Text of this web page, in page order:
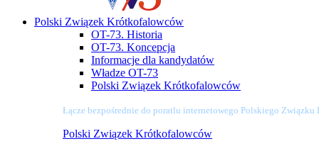
Polski Związek Krótkofalowców
OT-73. Historia
OT-73. Koncepcja
Informacje dla kandydatów
Władze OT-73
Polski Związek Krótkofalowców
Łącze bezpośrednie do poratlu internetowego Polskiego
Polski Związek Krótkofalowców